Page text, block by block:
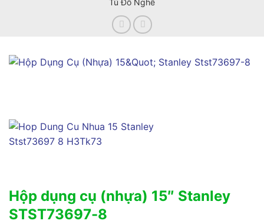
Tủ Đồ Nghề
Hộp dụng cụ (nhựa) 15″ Stanley
STST73697-8